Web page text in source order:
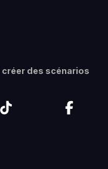
créer des scénarios